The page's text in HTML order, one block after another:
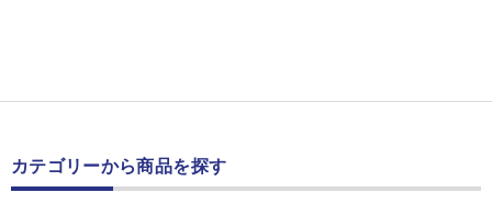
カテゴリーから商品を探す